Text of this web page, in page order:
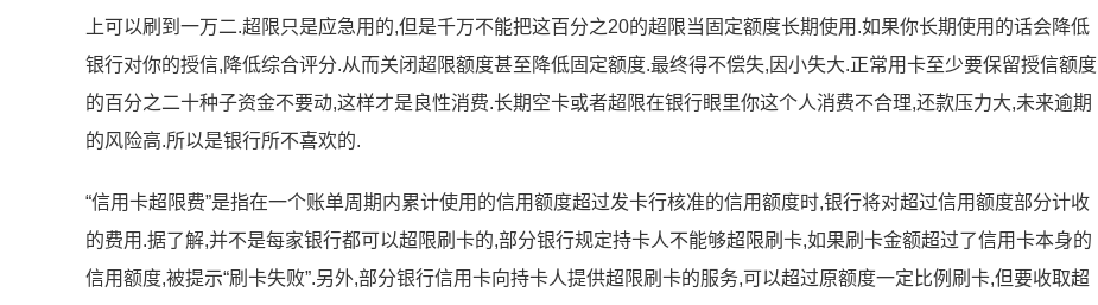
上可以刷到一万二.超限只是应急用的,但是千万不能把这百分之20的超限当固定额度长期使用.如果你长期使用的话会降低
银行对你的授信,降低综合评分.从而关闭超限额度甚至降低固定额度.最终得不偿失,因小失大.正常用卡至少要保留授信额度
的百分之二十种子资金不要动,这样才是良性消费.长期空卡或者超限在银行眼里你这个人消费不合理,还款压力大,未来逾期
的风险高.所以是银行所不喜欢的.
“信用卡超限费”是指在一个账单周期内累计使用的信用额度超过发卡行核准的信用额度时,银行将对超过信用额度部分计收
的费用.据了解,并不是每家银行都可以超限刷卡的,部分银行规定持卡人不能够超限刷卡,如果刷卡金额超过了信用卡本身的
信用额度,被提示“刷卡失败”.另外,部分银行信用卡向持卡人提供超限刷卡的服务,可以超过原额度一定比例刷卡,但要收取超